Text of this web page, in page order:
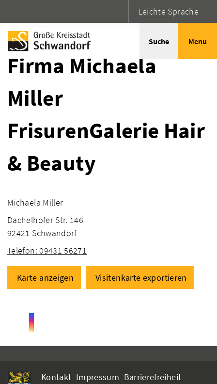
Leichte Sprache
Suche Menu
Firma Michaela
Miller
FrisurenGalerie Hair
& Beauty
Michaela Miller
Dachelhofer Str. 146
92421 Schwandorf
Telefon: 09431 56271
Karte anzeigen Visitenkarte exportieren
Kontakt Impressum Barrierefreiheit